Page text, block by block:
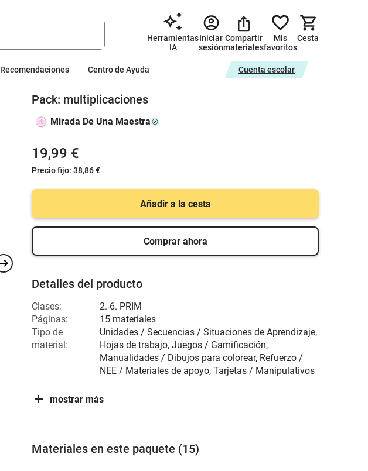
Herramientas
IA
Iniciar
sesión
Compartir
materiales
Mis
favoritos
Cesta
Recomendaciones Centro de Ayuda Cuenta escolar
Pack: multiplicaciones
Mirada De Una Maestra
19,99 €
Precio fijo: 38,86 €
Añadir a la cesta
Comprar ahora
Detalles del producto
Clases:
2.-6. PRIM
Páginas:
15 materiales
Tipo de
material:
Unidades / Secuencias / Situaciones de Aprendizaje,
Hojas de trabajo, Juegos / Gamificación,
Manualidades / Dibujos para colorear, Refuerzo /
NEE / Materiales de apoyo, Tarjetas / Manipulativos
mostrar más
Materiales en este paquete (15)